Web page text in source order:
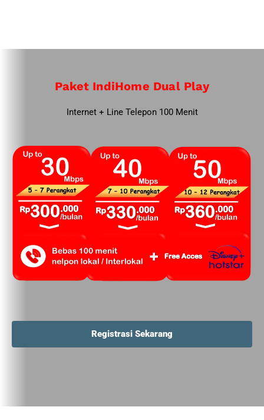
Paket IndiHome Dual Play
Internet + Line Telepon 100 Menit
Registrasi Sekarang